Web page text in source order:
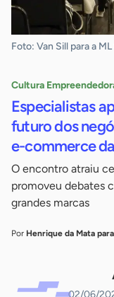
Foto: Van Sill para a
Cultura
Especialistas
futuro dos
e-commerce
O encontro atraiu
promoveu debates
grandes marcas
Por Henrique da Mata